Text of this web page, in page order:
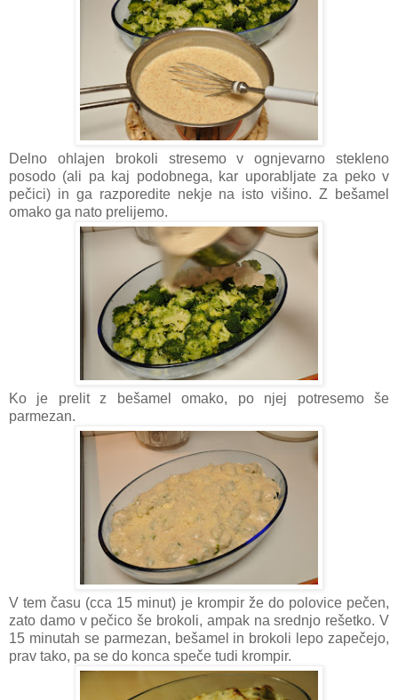
Delno ohlajen brokoli stresemo v ognjevarno stekleno
posodo (ali pa kaj podobnega, kar uporabljate za peko v
pečici) in ga razporedite nekje na isto višino. Z bešamel
omako ga nato prelijemo.
Ko je prelit z bešamel omako, po njej potresemo še
parmezan.
V tem času (cca 15 minut) je krompir že do polovice pečen,
zato damo v pečico še brokoli, ampak na srednjo rešetko. V
15 minutah se parmezan, bešamel in brokoli lepo zapečejo,
prav tako, pa se do konca speče tudi krompir.